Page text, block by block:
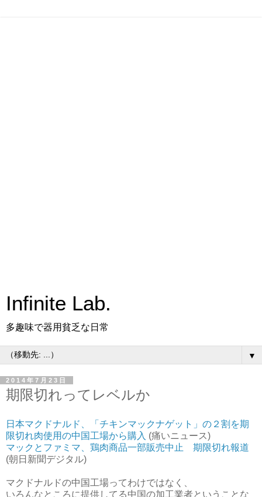
Infinite Lab.
多趣味で器用貧乏な日常
▼
2014年7月23日
期限切れってレベルか
日本マクドナルド、「チキンマックナゲット」の２割を期
限切れ肉使用の中国工場から購入 (痛いニュース)
マックとファミマ、鶏肉商品一部販売中止 期限切れ報道
(朝日新聞デジタル)
マクドナルドの中国工場ってわけではなく、
いろんなところに提供してる中国の加工業者ということな